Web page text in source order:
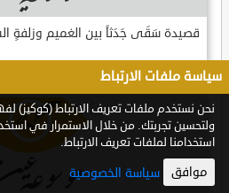
قصيدة سَقَى جَدَثاً بين الغميم وزلفةٍ
سياسة ملفات الارتباط
نحن نستخدم ملفات تعريف الارتباط (كوكيز)
ولتحسين تجربتك. من خلال الاستمرار في
استخدامنا لملفات تعريف الارتباط.
موافق سياسة الخصوصية